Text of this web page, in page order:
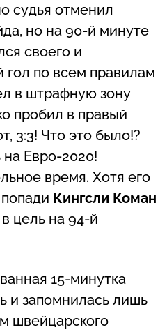
судья отменил
но на 90-й минуте
своего и
по всем правилам
в штрафную зону
пробил в правый
3:3! Что это было!?
Евро-2020!
время. Хотя его
Кингсли Коман
цель на 94-й
15-минутка
и запомнилась лишь
швейцарского